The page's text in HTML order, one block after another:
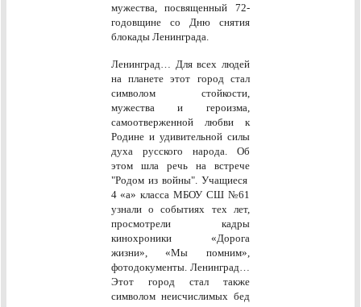
мужества, посвященный 72-
годовщине со Дню снятия
блокады Ленинграда.
Ленинград… Для всех людей
на планете этот город стал
символом стойкости,
мужества и героизма,
самоотверженной любви к
Родине и удивительной силы
духа русского народа. Об
этом шла речь на встрече
"Родом из войны". Учащиеся
4 «а» класса МБОУ СШ №61
узнали о событиях тех лет,
просмотрели кадры
кинохроники «Дорога
жизни», «Мы помним»,
фотодокументы. Ленинград…
Этот город стал также
символом неисчислимых бед